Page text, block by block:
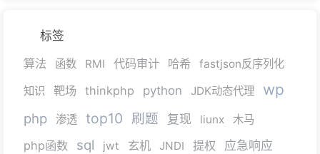
标签
算法
函数 RMI 代码审计 哈希
fastjson反序列化
知识
靶场 thinkphp python JDK动态代理 wp
php 渗透 top10 刷题 复现 liunx 木马
php函数 sql jwt 玄机 JNDI 提权
应急响应